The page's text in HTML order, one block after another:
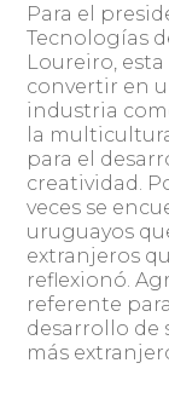
Para el
Tecnologías
Loureiro, esta
convertir en
industria
la
para el
creatividad.
veces se
uruguayos
extranjeros
reflexionó.
referente
desarrollo de
más